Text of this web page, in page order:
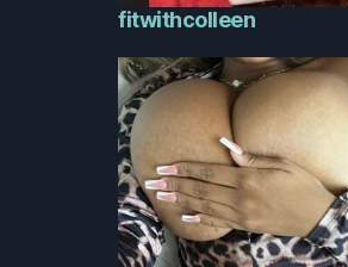
fitwithcolleen